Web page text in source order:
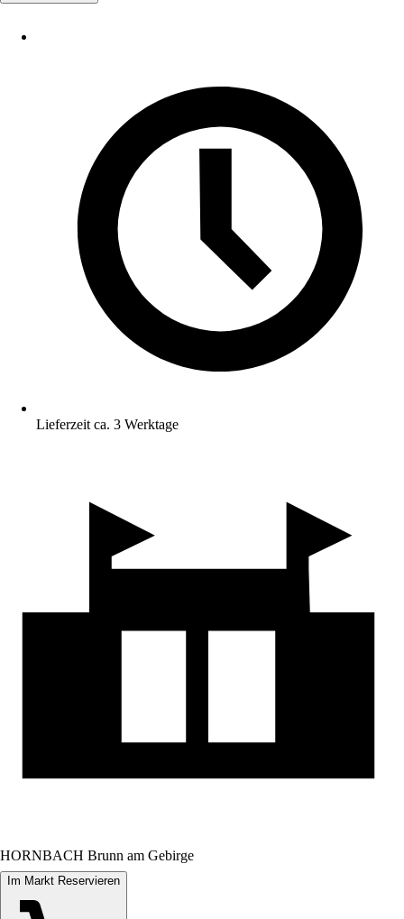
Lieferzeit ca. 3 Werktage
HORNBACH Brunn am Gebirge
Im Markt Reservieren